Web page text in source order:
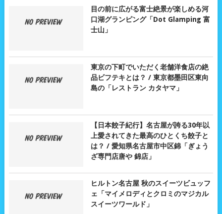
目の前に広がる富士絶景が楽しめる河
口湖グランピング「Dot Glamping 富
士山」
東京の下町でいただく老舗洋食店の絶
品ビフテキとは？ / 東京都墨田区東向
島の「レストラン カタヤマ」
【日本餃子紀行】名古屋が誇る30年以
上愛されてきた最高のひとくち餃子と
は？ / 愛知県名古屋市中区錦「ぎょう
ざ専門店唐や 錦店」
ヒルトン名古屋 秋のスイーツビュッフ
ェ「マイメロディとクロミのマジカル
スイーツワールド」